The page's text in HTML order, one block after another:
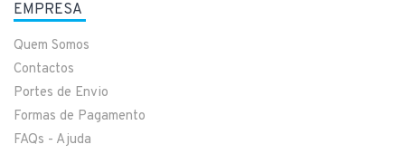
EMPRESA
Quem Somos
Contactos
Portes de Envio
Formas de Pagamento
FAQs - Ajuda